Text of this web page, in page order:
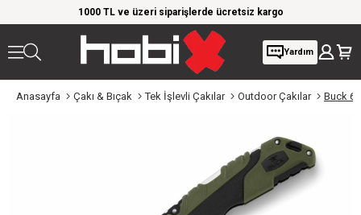
1000 TL ve üzeri siparişlerde ücretsiz kargo
Yardım
Anasayfa Çakı & Bıçak Tek İşlevli Çakılar Outdoor Çakılar Buck